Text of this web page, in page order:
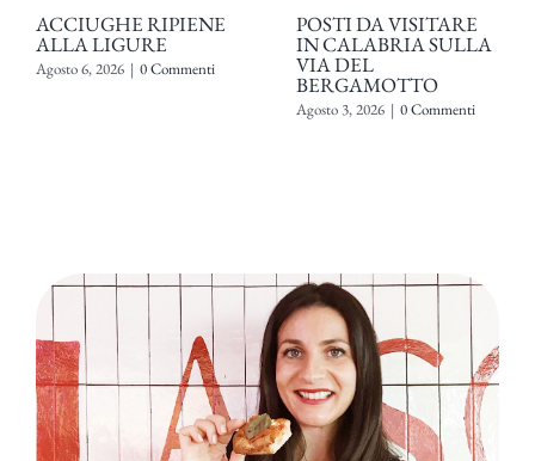
ACCIUGHE RIPIENE
ALLA LIGURE
Agosto 6, 2026 | 0 Commenti
POSTI DA VISITARE
IN CALABRIA SULLA
VIA DEL
BERGAMOTTO
Agosto 3, 2026 | 0 Commenti